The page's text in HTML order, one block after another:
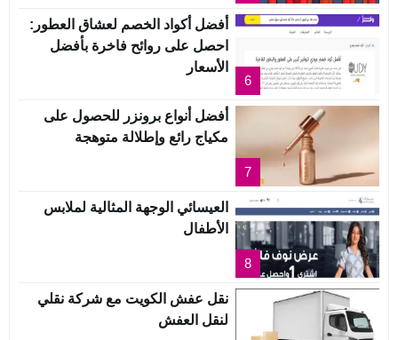
6
أفضل أكواد الخصم لعشاق العطور:
احصل على روائح فاخرة بأفضل
الأسعار
7
أفضل أنواع برونزر للحصول على
مكياج رائع وإطلالة متوهجة
8
العيسائي الوجهة المثالية لملابس
الأطفال
نقل عفش الكويت مع شركة نقلي
لنقل العفش